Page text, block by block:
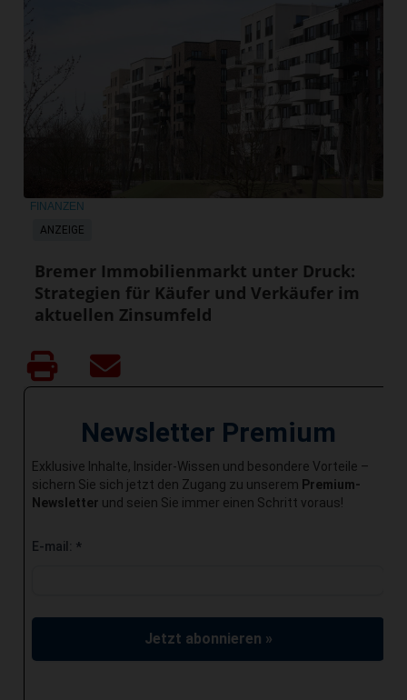
ANZEIGE
FINANZEN
Bremer Immobilienmarkt unter Druck:
Strategien für Käufer und Verkäufer im
aktuellen Zinsumfeld
Newsletter Premium
Exklusive Inhalte, Insider-Wissen und besondere Vorteile –
sichern Sie sich jetzt den Zugang zu unserem Premium-
Newsletter und seien Sie immer einen Schritt voraus!
E-mail: *
Jetzt abonnieren »